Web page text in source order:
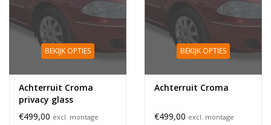
BEKIJK OPTIES
Achterruit Croma
privacy glass
€499,00 excl. montage
BEKIJK OPTIES
Achterruit Croma
€499,00 excl. montage